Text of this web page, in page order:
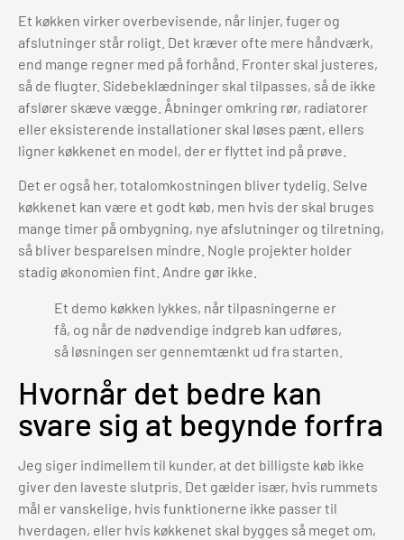
Et køkken virker overbevisende, når linjer, fuger og
afslutninger står roligt. Det kræver ofte mere håndværk,
end mange regner med på forhånd. Fronter skal justeres,
så de flugter. Sidebeklædninger skal tilpasses, så de ikke
afslører skæve vægge. Åbninger omkring rør, radiatorer
eller eksisterende installationer skal løses pænt, ellers
ligner køkkenet en model, der er flyttet ind på prøve.
Det er også her, totalomkostningen bliver tydelig. Selve
køkkenet kan være et godt køb, men hvis der skal bruges
mange timer på ombygning, nye afslutninger og tilretning,
så bliver besparelsen mindre. Nogle projekter holder
stadig økonomien fint. Andre gør ikke.
Et demo køkken lykkes, når tilpasningerne er
få, og når de nødvendige indgreb kan udføres,
så løsningen ser gennemtænkt ud fra starten.
Hvornår det bedre kan
svare sig at begynde forfra
Jeg siger indimellem til kunder, at det billigste køb ikke
giver den laveste slutpris. Det gælder især, hvis rummets
mål er vanskelige, hvis funktionerne ikke passer til
hverdagen, eller hvis køkkenet skal bygges så meget om,